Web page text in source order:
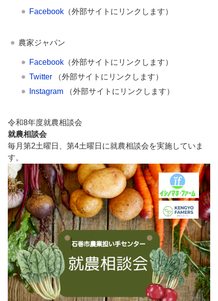
Facebook （外部サイトにリンクします）
農家ジャパン
Facebook （外部サイトにリンクします）
Twitter （外部サイトにリンクします）
Instagram （外部サイトにリンクします）
令和8年度就農相談会
就農相談会
毎月第2土曜日、第4土曜日に就農相談会を実施していま
す。